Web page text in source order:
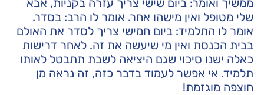
ממשיך ואומר: ביום שישי צריך עזרה בקניות, אבא
שלי מטופל ואין מישהו אחר. אומר לו הרב: בסדר.
אומר לו התלמיד: ביום חמישי צריך לסדר את האולם
בבית הכנסת ואין מי שיעשה את זה. לאחר דרישות
כאלה ישנו סיכוי שגם היציאה לשבת תתבטל לאותו
תלמיד. אי אפשר לעמוד בדבר כזה, זה נראה מן
חוצפה מוגזמת!